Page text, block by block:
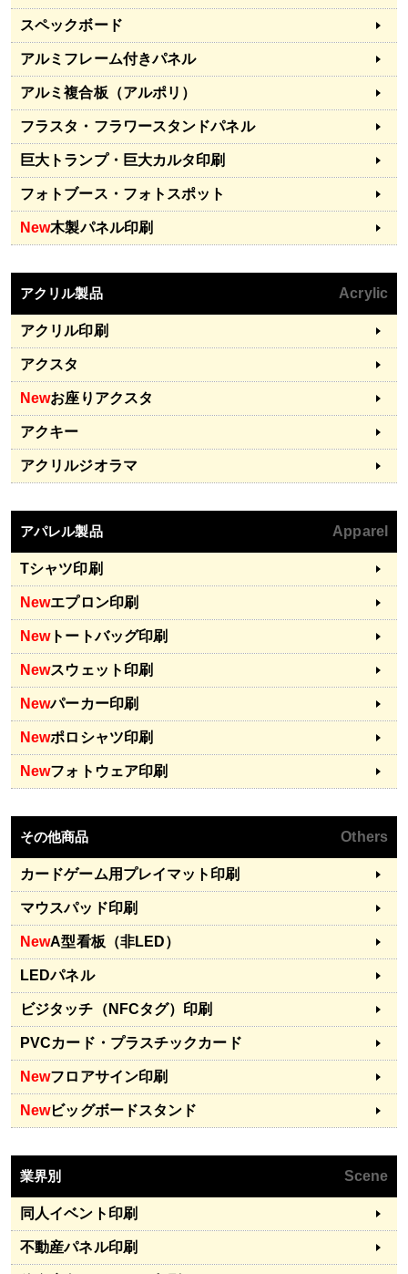
スペックボード
アルミフレーム付きパネル
アルミ複合板（アルポリ）
フラスタ・フラワースタンドパネル
巨大トランプ・巨大カルタ印刷
フォトブース・フォトスポット
New木製パネル印刷
アクリル製品 Acrylic
アクリル印刷
アクスタ
Newお座りアクスタ
アクキー
アクリルジオラマ
アパレル製品 Apparel
Tシャツ印刷
Newエプロン印刷
Newトートバッグ印刷
Newスウェット印刷
Newパーカー印刷
Newポロシャツ印刷
Newフォトウェア印刷
その他商品 Others
カードゲーム用プレイマット印刷
マウスパッド印刷
NewA型看板（非LED）
LEDパネル
ビジタッチ（NFCタグ）印刷
PVCカード・プラスチックカード
Newフロアサイン印刷
Newビッグボードスタンド
業界別 Scene
同人イベント印刷
不動産パネル印刷